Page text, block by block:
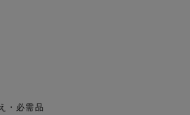
・必需品